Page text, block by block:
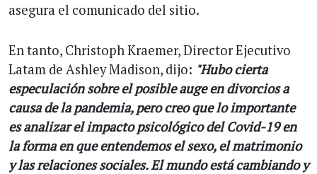
asegura el comunicado del sitio.
En tanto, Christoph Kraemer, Director Ejecutivo
Latam de Ashley Madison, dijo: "Hubo cierta
especulación sobre el posible auge en divorcios a
causa de la pandemia, pero creo que lo importante
es analizar el impacto psicológico del Covid-19 en
la forma en que entendemos el sexo, el matrimonio
y las relaciones sociales. El mundo está cambiando y